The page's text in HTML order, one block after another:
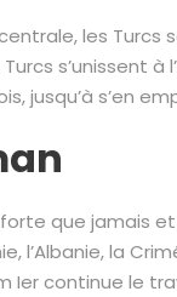
les
s’unissent à
jusqu’à s’en
que jamais
l’Albanie, la
Ier continue le